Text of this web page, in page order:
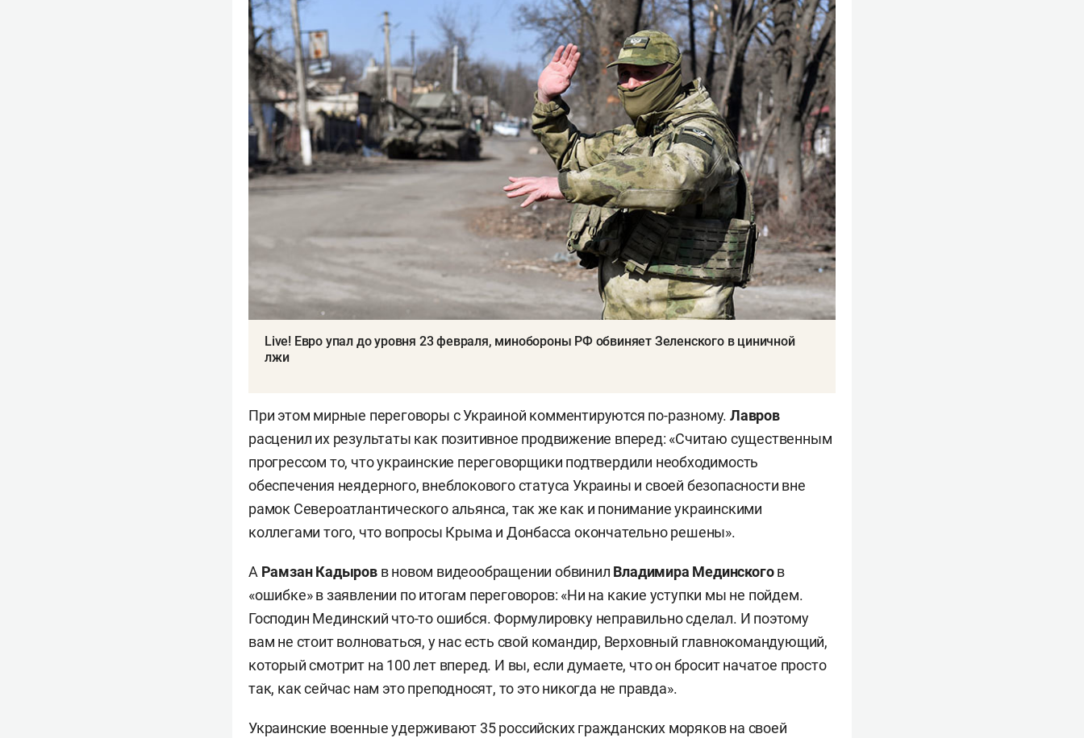
Live! Евро упал до уровня 23 февраля, минобороны РФ обвиняет Зеленского в циничной
лжи
При этом мирные переговоры с Украиной комментируются по-разному. Лавров
расценил их результаты как позитивное продвижение вперед: «Считаю существенным
прогрессом то, что украинские переговорщики подтвердили необходимость
обеспечения неядерного, внеблокового статуса Украины и своей безопасности вне
рамок Североатлантического альянса, так же как и понимание украинскими
коллегами того, что вопросы Крыма и Донбасса окончательно решены».
А Рамзан Кадыровв новом видеообращении обвинил Владимира Мединскогов
«ошибке» в заявлении по итогам переговоров: «Ни на какие уступки мы не пойдем.
Господин Мединский что-то ошибся. Формулировку неправильно сделал. И поэтому
вам не стоит волноваться, у нас есть свой командир, Верховный главнокомандующий,
который смотрит на 100 лет вперед. И вы, если думаете, что он бросит начатое просто
так, как сейчас нам это преподносят, то это никогда не правда».
Украинские военные удерживают 35 российских гражданских моряков на своей